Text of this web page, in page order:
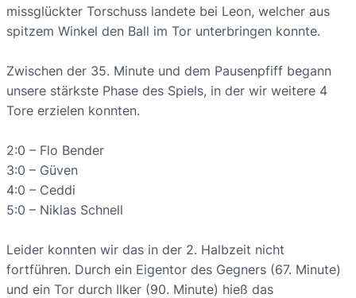
missglückter Torschuss landete bei Leon, welcher aus
spitzem Winkel den Ball im Tor unterbringen konnte.
Zwischen der 35. Minute und dem Pausenpfiff begann
unsere stärkste Phase des Spiels, in der wir weitere 4
Tore erzielen konnten.
2:0 – Flo Bender
3:0 – Güven
4:0 – Ceddi
5:0 – Niklas Schnell
Leider konnten wir das in der 2. Halbzeit nicht
fortführen. Durch ein Eigentor des Gegners (67. Minute)
und ein Tor durch Ilker (90. Minute) hieß das